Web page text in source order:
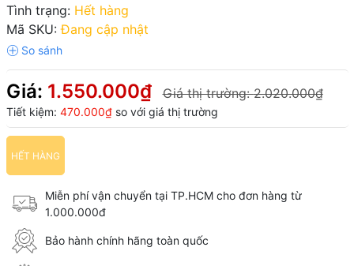
Tình trạng: Hết hàng
Mã SKU: Đang cập nhật
Giá: 1.550.000₫ Giá thị trường:2.020.000₫
Tiết kiệm: 470.000₫so với giá thị trường
HẾT HÀNG
Miễn phí vận chuyển tại TP.HCM cho đơn hàng từ
1.000.000đ
Bảo hành chính hãng toàn quốc